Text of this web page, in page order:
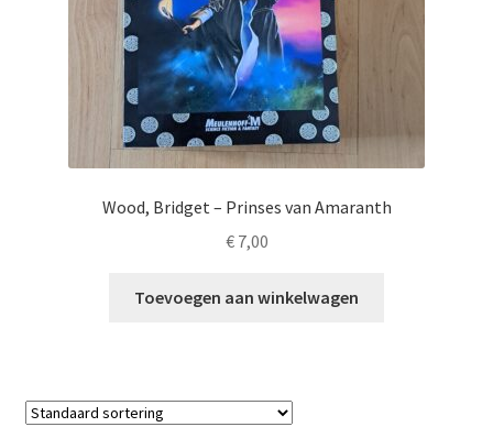
Wood, Bridget – Prinses van Amaranth
€7,00
Toevoegen aan winkelwagen